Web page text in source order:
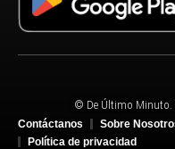
© De Último Minuto.
Contáctanos
Sobre
Política de privacidad